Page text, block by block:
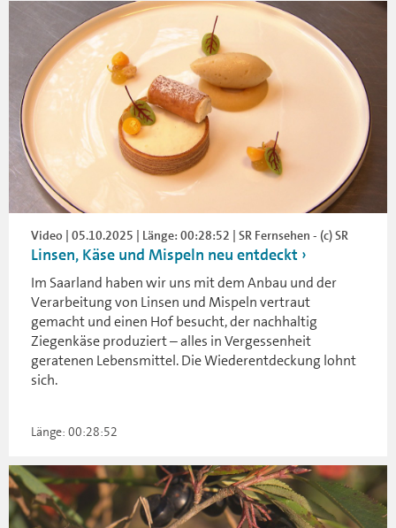
Video | 05.10.2025 | Länge: 00:28:52 | SR Fernsehen - (c) SR
Linsen, Käse und Mispeln neu entdeckt
Im Saarland haben wir uns mit dem Anbau und der
Verarbeitung von Linsen und Mispeln vertraut
gemacht und einen Hof besucht, der nachhaltig
Ziegenkäse produziert – alles in Vergessenheit
geratenen Lebensmittel. Die Wiederentdeckung lohnt
sich.
Länge: 00:28:52